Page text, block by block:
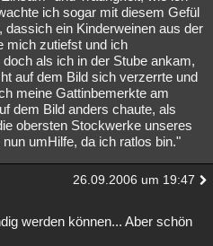
ich sogar mit diesem Gefül
ein Kinderweinen aus der
mich zutiefst und ich
als ich in der Stube ankam,
auf dem Bild sich verzerrte und
meine Gattinbemerkte am
dem Bild anders chaute, als
obersten Stockwerke unseres
umHilfe, da ich ratlos bin."
26.09.2006 um 19:47
werden können... Aber schön